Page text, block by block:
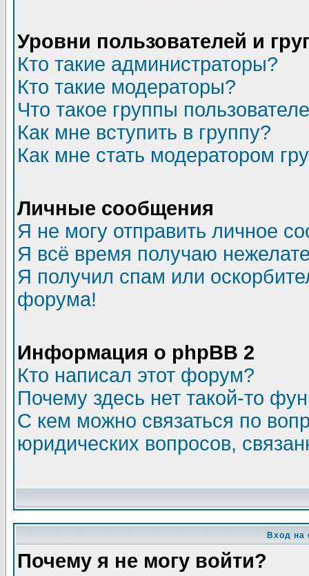
Уровни пользователей и
Кто такие администраторы?
Кто такие модераторы?
Что такое группы
Как мне вступить в группу?
Как мне стать модератором
Личные сообщения
Я не могу отправить личное
Я всё время получаю
Я получил спам или
форума!
Информация о phpBB 2
Кто написал этот форум?
Почему здесь нет такой-то
С кем можно связаться по
юридических вопросов,
Вход на
Почему я не могу войти?